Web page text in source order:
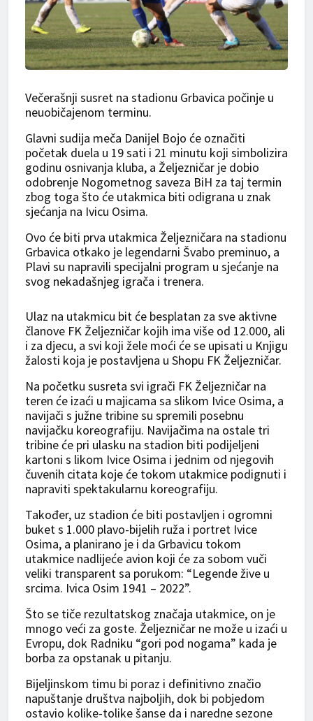
Večerašnji susret na stadionu Grbavica počinje u
neuobičajenom terminu.
Glavni sudija meča Danijel Bojo će označiti
početak duela u 19 sati i 21 minutu koji simbolizira
godinu osnivanja kluba, a Željezničar je dobio
odobrenje Nogometnog saveza BiH za taj termin
zbog toga što će utakmica biti odigrana u znak
sjećanja na Ivicu Osima.
Ovo će biti prva utakmica Željezničara na stadionu
Grbavica otkako je legendarni Švabo preminuo, a
Plavi su napravili specijalni program u sjećanje na
svog nekadašnjeg igrača i trenera.
Ulaz na utakmicu bit će besplatan za sve aktivne
članove FK Željezničar kojih ima više od 12.000, ali
i za djecu, a svi koji žele moći će se upisati u Knjigu
žalosti koja je postavljena u Shopu FK Željezničar.
Na početku susreta svi igrači FK Željezničar na
teren će izaći u majicama sa slikom Ivice Osima, a
navijači s južne tribine su spremili posebnu
navijačku koreografiju. Navijačima na ostale tri
tribine će pri ulasku na stadion biti podijeljeni
kartoni s likom Ivice Osima i jednim od njegovih
čuvenih citata koje će tokom utakmice podignuti i
napraviti spektakularnu koreografiju.
Također, uz stadion će biti postavljen i ogromni
buket s 1.000 plavo-bijelih ruža i portret Ivice
Osima, a planirano je i da Grbavicu tokom
utakmice nadlijeće avion koji će za sobom vuči
veliki transparent sa porukom: “Legende žive u
srcima. Ivica Osim 1941 – 2022”.
Što se tiče rezultatskog značaja utakmice, on je
mnogo veći za goste. Željezničar ne može u izaći u
Evropu, dok Radniku “gori pod nogama” kada je
borba za opstanak u pitanju.
Bijeljinskom timu bi poraz i definitivno značio
napuštanje društva najboljih, dok bi pobjedom
ostavio kolike-tolike šanse da i naredne sezone